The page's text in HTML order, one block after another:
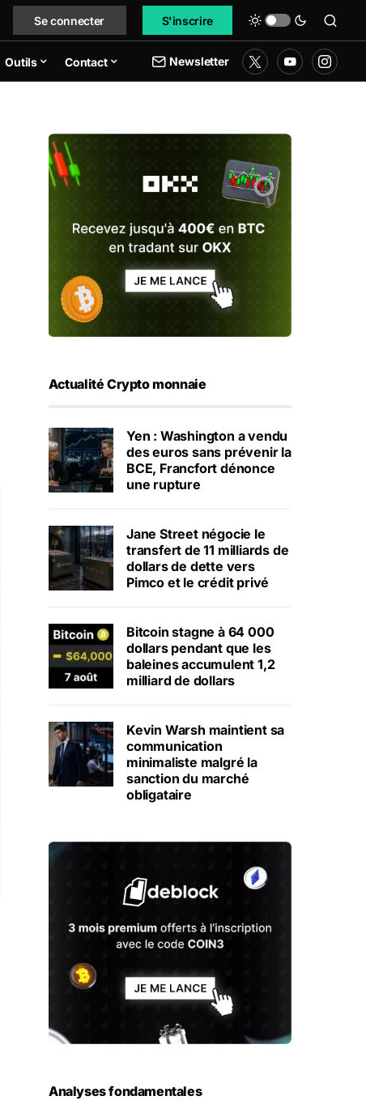
Se connecter S'inscrire
Outils Contact Newsletter
Actualité Crypto monnaie
Yen : Washington a vendu
des euros sans prévenir la
BCE, Francfort dénonce
une rupture
Jane Street négocie le
transfert de 11 milliards de
dollars de dette vers
Pimco et le crédit privé
Bitcoin stagne à 64 000
dollars pendant que les
baleines accumulent 1,2
milliard de dollars
Kevin Warsh maintient sa
communication
minimaliste malgré la
sanction du marché
obligataire
Analyses fondamentales